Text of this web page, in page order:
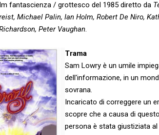
fantascienza / grottesco del 1985 diretto da
Michael Palin, Ian Holm, Robert De Niro,
Peter Vaughan.
Trama
Sam Lowry è un umile
dell'informazione, in un
sovrana.
Incaricato di correggere un
scopre che a causa di
persona è stata giustiziata